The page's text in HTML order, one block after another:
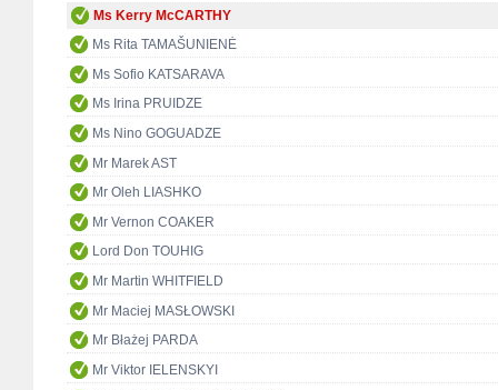
Ms Kerry McCARTHY
Ms Rita TAMAŠUNIENĖ
Ms Sofio KATSARAVA
Ms Irina PRUIDZE
Ms Nino GOGUADZE
Mr Marek AST
Mr Oleh LIASHKO
Mr Vernon COAKER
Lord Don TOUHIG
Mr Martin WHITFIELD
Mr Maciej MASŁOWSKI
Mr Błażej PARDA
Mr Viktor IELENSKYI